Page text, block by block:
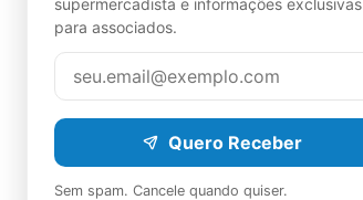
supermercadista e informações exclusivas
para associados.
Quero Receber
Sem spam. Cancele quando quiser.